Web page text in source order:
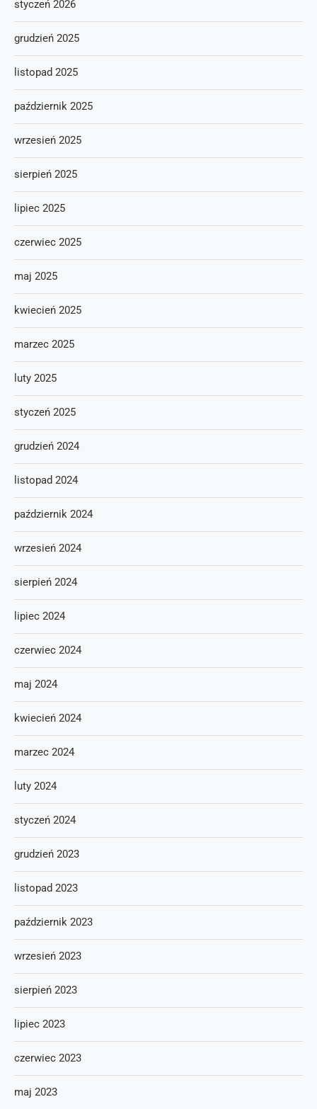
styczeń 2026
grudzień 2025
listopad 2025
październik 2025
wrzesień 2025
sierpień 2025
lipiec 2025
czerwiec 2025
maj 2025
kwiecień 2025
marzec 2025
luty 2025
styczeń 2025
grudzień 2024
listopad 2024
październik 2024
wrzesień 2024
sierpień 2024
lipiec 2024
czerwiec 2024
maj 2024
kwiecień 2024
marzec 2024
luty 2024
styczeń 2024
grudzień 2023
listopad 2023
październik 2023
wrzesień 2023
sierpień 2023
lipiec 2023
czerwiec 2023
maj 2023